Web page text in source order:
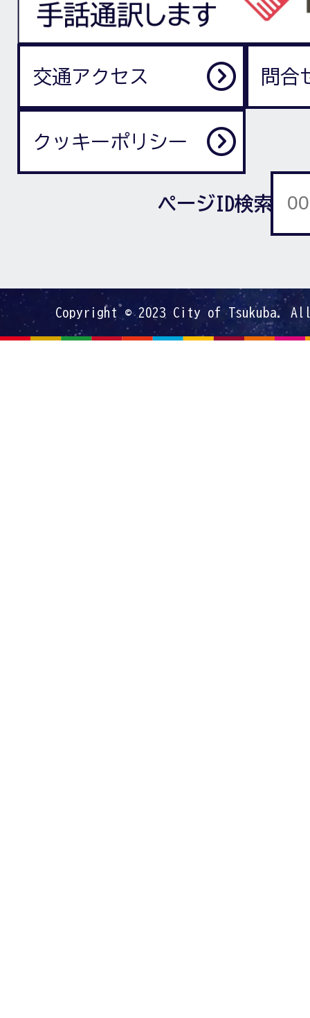
交通アクセス 問合
クッキーポリシー
ページID検索
Copyright © 2023 City of Tsukuba.